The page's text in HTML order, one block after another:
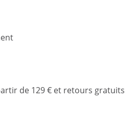
de 129 € et retours gratuits